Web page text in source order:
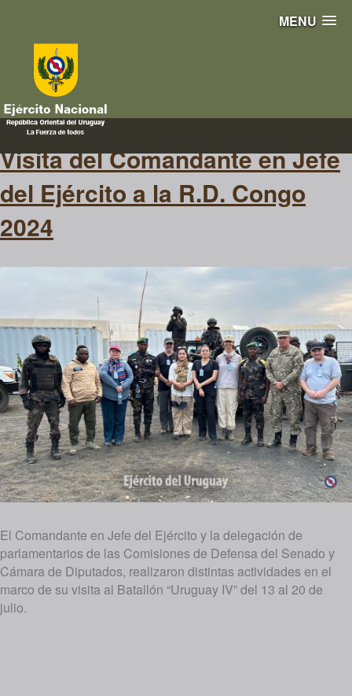
MENU
MOP Naciones unidas
Visita del Comandante en Jefe
del Ejército a la R.D. Congo
2024
El Comandante en Jefe del Ejército y la delegación de
parlamentarios de las Comisiones de Defensa del Senado y
Cámara de Diputados, realizaron distintas actividades en el
marco de su visita al Batallón “Uruguay IV” del 13 al 20 de
julio.